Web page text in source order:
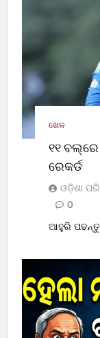
ଖେଳ
୧୧ ବଲ୍‌ରେ
ରେକର୍ଡ
ଓଡ଼ିଶା
0
ଆହୁରି ପଢନ୍ତୁ